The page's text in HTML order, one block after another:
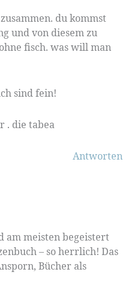
du kommst
und von diesem zu
fisch. was will man
sind fein!
. die tabea
Antworten
am meisten begeistert
– so herrlich! Das
Bücher als